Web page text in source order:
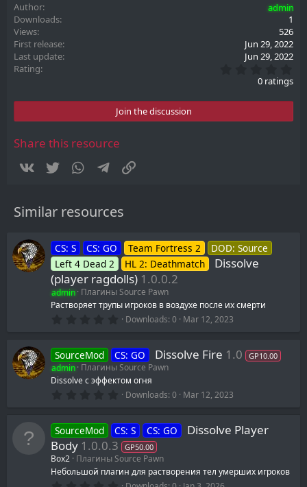
Author
admin
Downloads
1
Views
526
First release
Jun 29, 2022
Last update
Jun 29, 2022
Rating
.
0
t
0 ratings
Join the discussion
Share this resource
Vkontakte
Twitter WhatsAppTelegram
Similar resources
CS: S CS: GO Team Fortress 2
DOD: Source
Left 4 Dead 2
HL 2: Deathmatch
Dissolve
(player ragdolls) 1.0.0.2
admin Плагины Source Pawn
Растворяет трупы игроков в воздухе после их смерти
0
0
s
t
a
r
Downloads 0 Mar 12, 2023
SourceMod CS: GO Dissolve Fire 1.0 GP10.00
admin Плагины Source Pawn
Dissolve с эффектом огня
0
0
s
t
a
r
(
Downloads 0 Mar 12, 2023
SourceMod CS: S CS: GO
Dissolve Player
Body 1.0.0.3 GP50.00
Box2 Плагины Source Pawn
Небольшой плагин для растворения тел умерших игроков